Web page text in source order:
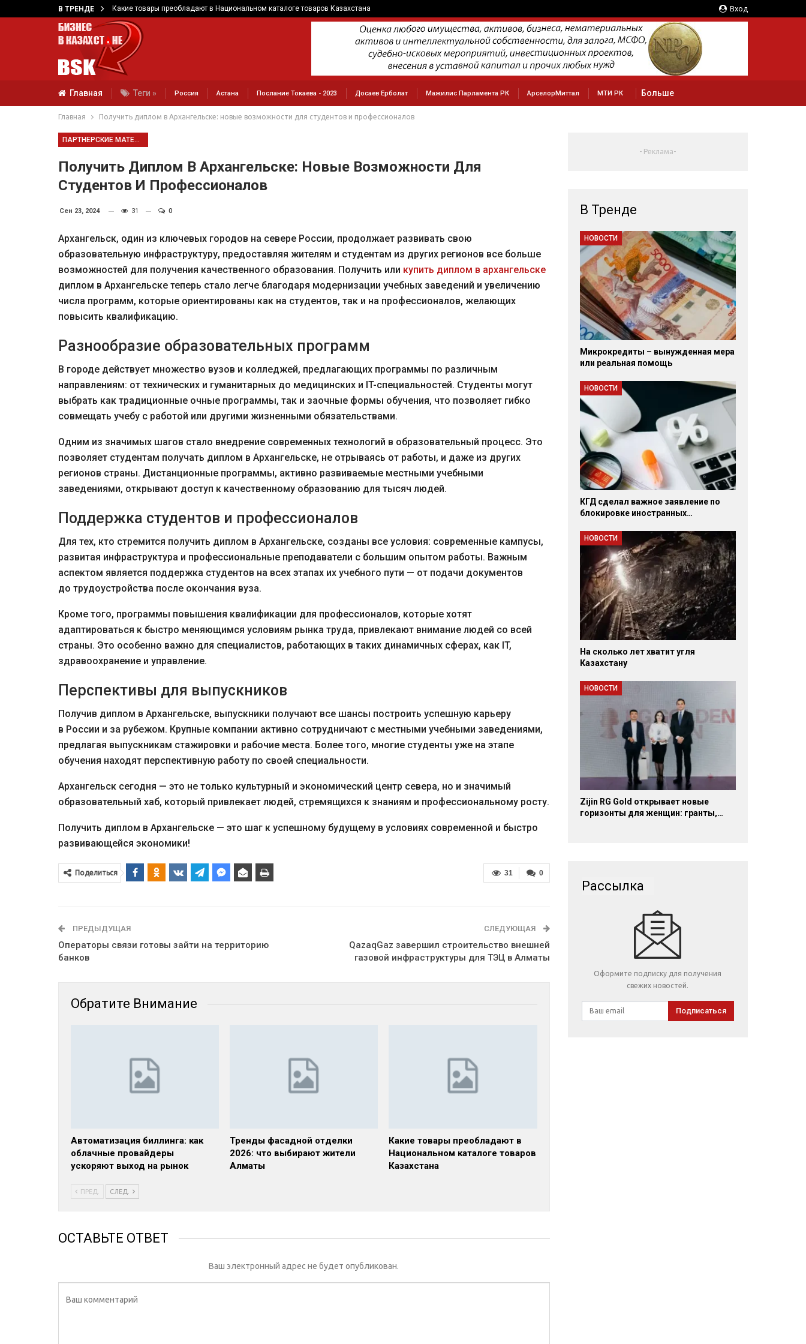
Вход
В ТРЕНДЕ Какие товары преобладают в Национальном каталоге товаров Казахстана
Главная Теги » Россия Астана Послание Токаева - 2023 Досаев Ерболат Мажилис Парламента РК АрселорМиттал МТИ РК Больше
Главная Получить диплом в Архангельске: новые возможности для студентов и профессионалов
ПАРТНЕРСКИЕ МАТЕРИАЛЫ
Получить Диплом В Архангельске: Новые Возможности Для
Студентов И Профессионалов
Сен 23, 2024 31 0
Архангельск, один из ключевых городов на севере России, продолжает развивать свою
образовательную инфраструктуру, предоставляя жителям и студентам из других регионов все больше
возможностей для получения качественного образования. Получить или купить диплом в архангельске
диплом в Архангельске теперь стало легче благодаря модернизации учебных заведений и увеличению
числа программ, которые ориентированы как на студентов, так и на профессионалов, желающих
повысить квалификацию.
Разнообразие образовательных программ
В городе действует множество вузов и колледжей, предлагающих программы по различным
направлениям: от технических и гуманитарных до медицинских и IT-специальностей. Студенты могут
выбрать как традиционные очные программы, так и заочные формы обучения, что позволяет гибко
совмещать учебу с работой или другими жизненными обязательствами.
Одним из значимых шагов стало внедрение современных технологий в образовательный процесс. Это
позволяет студентам получать диплом в Архангельске, не отрываясь от работы, и даже из других
регионов страны. Дистанционные программы, активно развиваемые местными учебными
заведениями, открывают доступ к качественному образованию для тысяч людей.
Поддержка студентов и профессионалов
Для тех, кто стремится получить диплом в Архангельске, созданы все условия: современные кампусы,
развитая инфраструктура и профессиональные преподаватели с большим опытом работы. Важным
аспектом является поддержка студентов на всех этапах их учебного пути — от подачи документов
до трудоустройства после окончания вуза.
Кроме того, программы повышения квалификации для профессионалов, которые хотят
адаптироваться к быстро меняющимся условиям рынка труда, привлекают внимание людей со всей
страны. Это особенно важно для специалистов, работающих в таких динамичных сферах, как IT,
здравоохранение и управление.
Перспективы для выпускников
Получив диплом в Архангельске, выпускники получают все шансы построить успешную карьеру
в России и за рубежом. Крупные компании активно сотрудничают с местными учебными заведениями,
предлагая выпускникам стажировки и рабочие места. Более того, многие студенты уже на этапе
обучения находят перспективную работу по своей специальности.
Архангельск сегодня — это не только культурный и экономический центр севера, но и значимый
образовательный хаб, который привлекает людей, стремящихся к знаниям и профессиональному росту.
Получить диплом в Архангельске — это шаг к успешному будущему в условиях современной и быстро
развивающейся экономики!
0
31
Поделиться
ПРЕДЫДУЩАЯ
Операторы связи готовы зайти на территорию
банков
СЛЕДУЮЩАЯ
QazaqGaz завершил строительство внешней
газовой инфраструктуры для ТЭЦ в Алматы
Обратите Внимание
Автоматизация биллинга: как
облачные провайдеры
ускоряют выход на рынок
Тренды фасадной отделки
2026: что выбирают жители
Алматы
Какие товары преобладают в
Национальном каталоге товаров
Казахстана
ПРЕД. СЛЕД.
ОСТАВЬТЕ ОТВЕТ
Ваш электронный адрес не будет опубликован.
- Реклама-
В Тренде
НОВОСТИ
Микрокредиты – вынужденная мера
или реальная помощь
НОВОСТИ
КГД сделал важное заявление по
блокировке иностранных…
НОВОСТИ
На сколько лет хватит угля
Казахстану
НОВОСТИ
Zijin RG Gold открывает новые
горизонты для женщин: гранты,…
Рассылка
Оформите подписку для получения
свежих новостей.
Подписаться